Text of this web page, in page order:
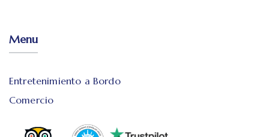
Menu
Entretenimiento a Bordo
Comercio